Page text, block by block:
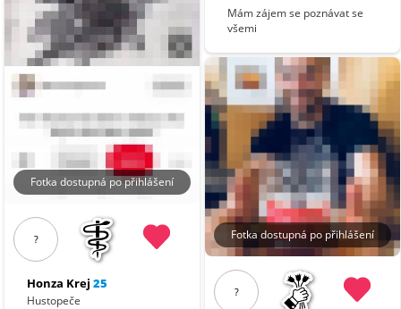
Fotka dostupná po přihlášení
?
Honza Krej 25
Hustopeče
Mám zájem se poznávat se
všemi
Fotka dostupná po přihlášení
?